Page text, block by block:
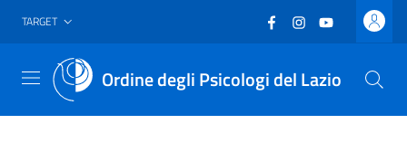
Vai al header
Vai al contenuto principale
Vai al footer
TARGET Facebook
(nuova scheda -
Instagram
(nuova scheda
YouTube
(nuova
Ordine degli Psicologi del Lazio
Menu